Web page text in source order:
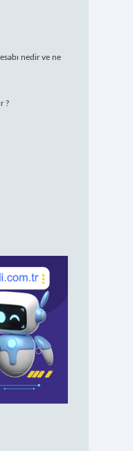
nedir ve ne
?